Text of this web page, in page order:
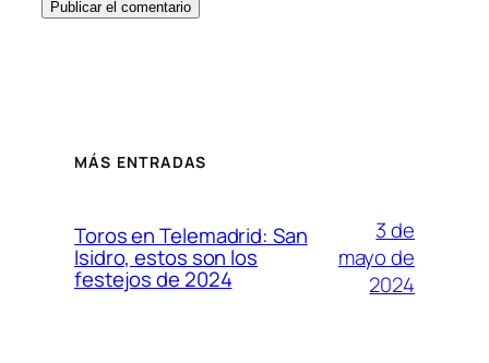
MÁS ENTRADAS
Toros en Telemadrid: San
Isidro, estos son los
festejos de 2024
3 de
mayo de
2024